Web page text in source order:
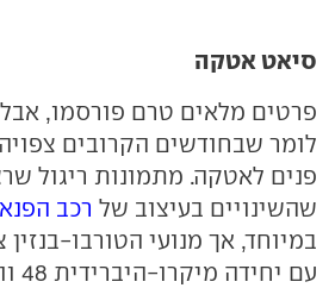
סיאט אטקה
פרטים מלאים טרם פורסמו, אבל
לומר שבחודשים הקרובים
פנים לאטקה. מתמונות ריגול
שהשינויים בעיצוב של רכב
במיוחד, אך מנועי הטורבו-
עם יחידה מיקרו-היברידית 48 וולט.